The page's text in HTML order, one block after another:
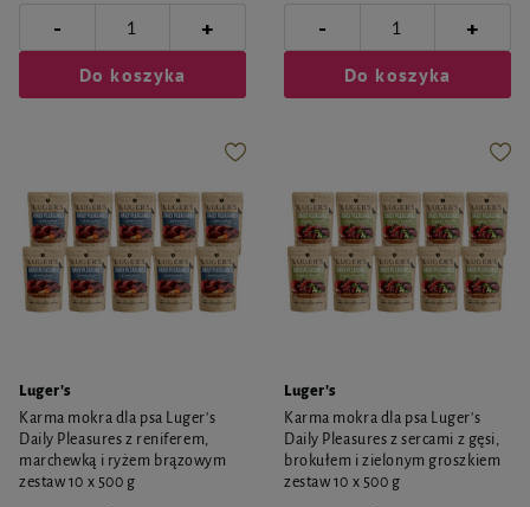
- +
Do koszyka
- +
Do koszyka
Luger's
Karma mokra dla psa Luger's
Daily Pleasures z reniferem,
marchewką i ryżem brązowym
zestaw 10 x 500 g
Luger's
Karma mokra dla psa Luger's
Daily Pleasures z sercami z gęsi,
brokułem i zielonym groszkiem
zestaw 10 x 500 g